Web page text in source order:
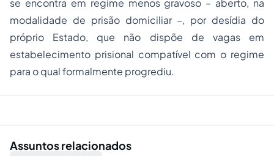
se encontra em regime menos gravoso – aberto, na
modalidade de prisão domiciliar –, por desídia do
próprio Estado, que não dispõe de vagas em
estabelecimento prisional compatível com o regime
para o qual formalmente progrediu.
Assuntos relacionados